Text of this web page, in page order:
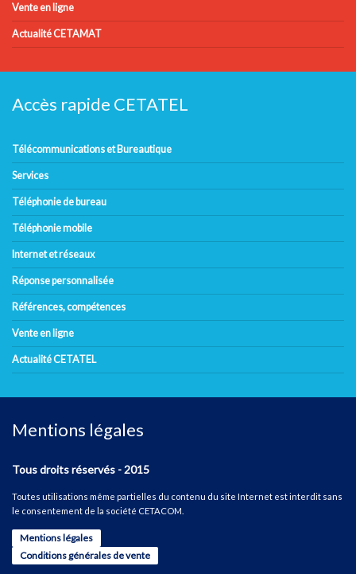
Vente en ligne
Actualité CETAMAT
Accès rapide CETATEL
Télécommunications et Bureautique
Services
Téléphonie de bureau
Téléphonie mobile
Internet et réseaux
Réponse personnalisée
Références, compétences
Vente en ligne
Actualité CETATEL
Mentions légales
Tous droits réservés - 2015
Toutes utilisations même partielles du contenu du site Internet est interdit sans
le consentement de la société CETACOM.
Mentions légales
Conditions générales de vente